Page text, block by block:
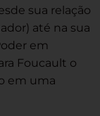
sua relação
até na sua
em
Foucault o
em uma